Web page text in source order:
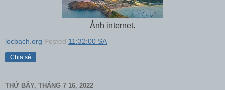
Ảnh internet.
locbach.org Posted 11:32:00 SA
Chia sẻ
THỨ BẢY, THÁNG 7 16, 2022